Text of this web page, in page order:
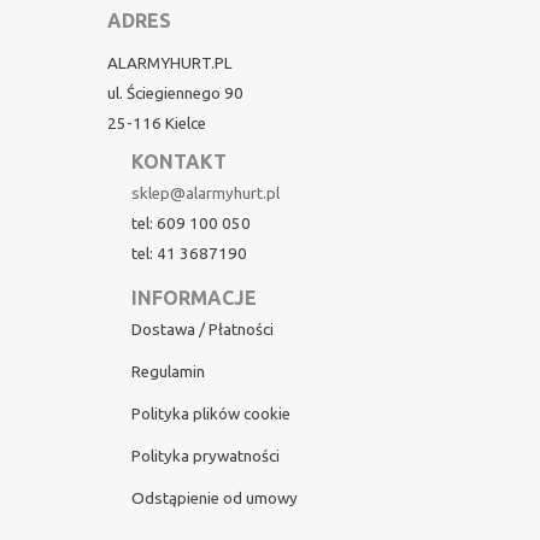
ADRES
ALARMYHURT.PL
ul. Ściegiennego 90
25-116 Kielce
KONTAKT
sklep@alarmyhurt.pl
tel: 609 100 050
tel: 41 3687190
INFORMACJE
Dostawa / Płatności
Regulamin
Polityka plików cookie
Polityka prywatności
Odstąpienie od umowy